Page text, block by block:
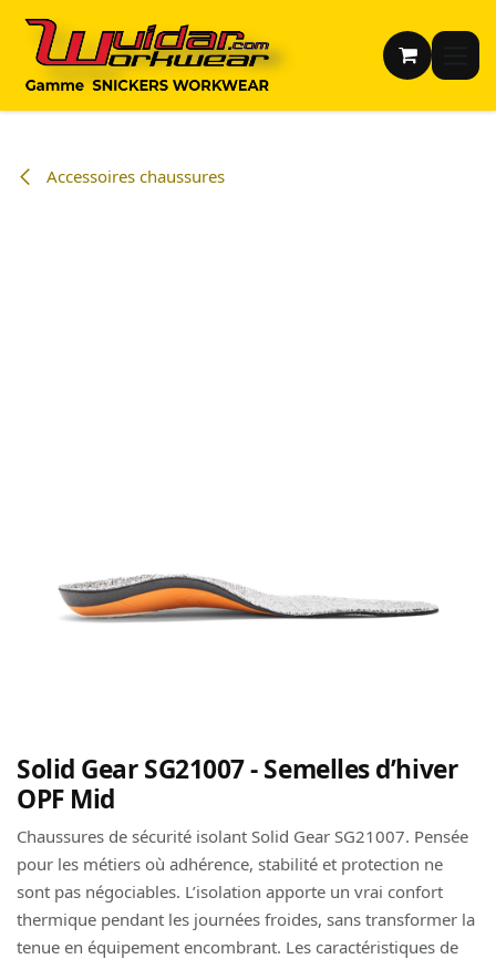
Accessoires chaussures
Solid Gear SG21007 - Semelles d’hiver
OPF Mid
Chaussures de sécurité isolant Solid Gear SG21007. Pensée
pour les métiers où adhérence, stabilité et protection ne
sont pas négociables. L’isolation apporte un vrai confort
thermique pendant les journées froides, sans transformer la
tenue en équipement encombrant. Les caractéristiques de